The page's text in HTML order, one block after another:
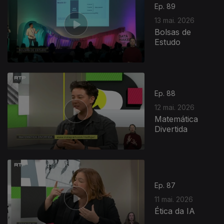
Ep. 89
13 mai. 2026
Bolsas de
Estudo
Ep. 88
12 mai. 2026
Matemática
Divertida
Ep. 87
11 mai. 2026
Ética da IA
927546